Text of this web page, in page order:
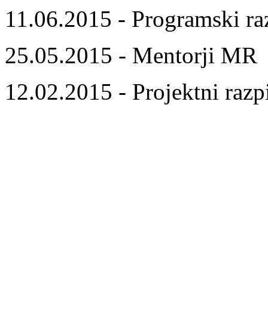
11.06.2015 - Programski
25.05.2015 - Mentorji MR
12.02.2015 - Projektni